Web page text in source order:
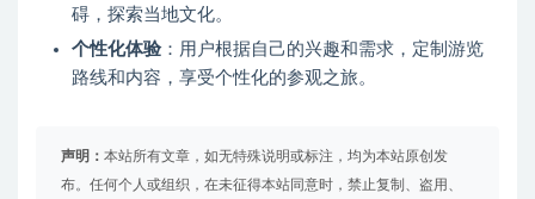
碍，探索当地文化。
个性化体验：用户根据自己的兴趣和需求，定制游览
路线和内容，享受个性化的参观之旅。
声明： 本站所有文章，如无特殊说明或标注，均为本站原创发
布。任何个人或组织，在未征得本站同意时，禁止复制、盗用、